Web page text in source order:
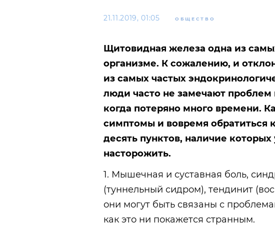
21.11.2019, 01:05 ОБЩЕСТВО
Щитовидная железа одна из
организме. К сожалению, и
из самых частых
люди часто не замечают проблем
когда потеряно много времени.
симптомы и вовремя обратиться
десять пунктов, наличие
насторожить.
1. Мышечная и суставная боль,
(туннельный сидром), тендинит
они могут быть связаны с
как это ни покажется странным.